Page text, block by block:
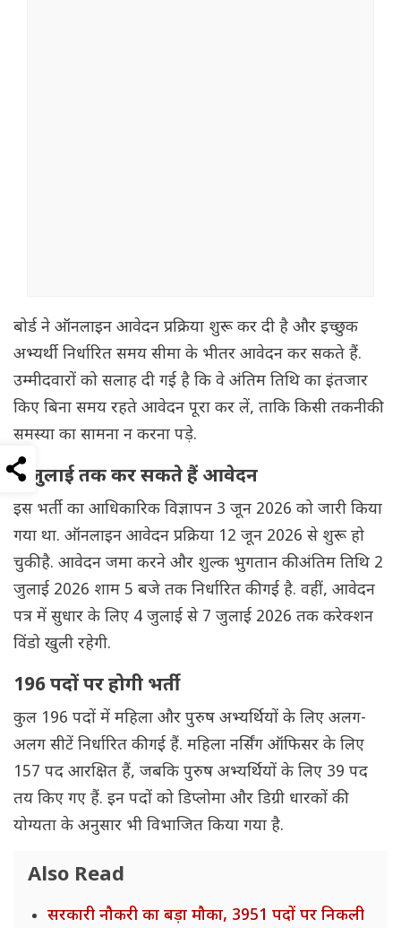
बोर्ड ने ऑनलाइन आवेदन प्रक्रिया शुरू कर दी है और इच्छुक
अभ्यर्थी निर्धारित समय सीमा के भीतर आवेदन कर सकते हैं.
उम्मीदवारों को सलाह दी गई है कि वे अंतिम तिथि का इंतजार
किए बिना समय रहते आवेदन पूरा कर लें, ताकि किसी तकनीकी
समस्या का सामना न करना पड़े.
2 जुलाई तक कर सकते हैं आवेदन
इस भर्ती का आधिकारिक विज्ञापन 3 जून 2026 को जारी किया
गया था. ऑनलाइन आवेदन प्रक्रिया 12 जून 2026 से शुरू हो
चुकी है. आवेदन जमा करने और शुल्क भुगतान की अंतिम तिथि 2
जुलाई 2026 शाम 5 बजे तक निर्धारित की गई है. वहीं, आवेदन
पत्र में सुधार के लिए 4 जुलाई से 7 जुलाई 2026 तक करेक्शन
विंडो खुली रहेगी.
196 पदों पर होगी भर्ती
कुल 196 पदों में महिला और पुरुष अभ्यर्थियों के लिए अलग-
अलग सीटें निर्धारित की गई हैं. महिला नर्सिंग ऑफिसर के लिए
157 पद आरक्षित हैं, जबकि पुरुष अभ्यर्थियों के लिए 39 पद
तय किए गए हैं. इन पदों को डिप्लोमा और डिग्री धारकों की
योग्यता के अनुसार भी विभाजित किया गया है.
Also Read
सरकारी नौकरी का बड़ा मौका, 3951 पदों पर निकली